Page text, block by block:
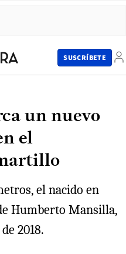
SUSCRÍBETE
un nuevo
el
el nacido en
Humberto Mansilla,
2018.